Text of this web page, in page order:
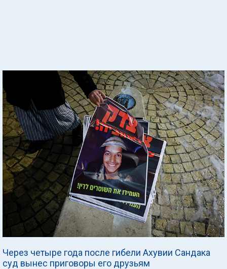
Через четыре года после гибели Ахувии Сандака
суд вынес приговоры его друзьям